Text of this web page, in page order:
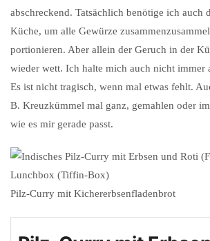
abschreckend. Tatsächlich benötige ich auch
Küche, um alle Gewürze
portionieren. Aber allein der Geruch in der
wieder wett. Ich halte mich auch nicht immer
Es ist nicht tragisch, wenn mal etwas fehlt.
B. Kreuzkümmel mal ganz, gemahlen oder
wie es mir gerade passt.
Pilz-Curry mit Kichererbsenfladenbrot